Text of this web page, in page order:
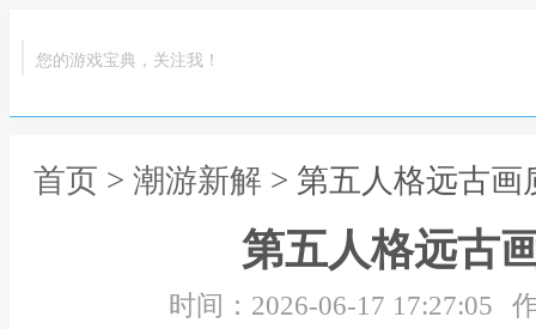
您的游戏宝典，关注我！
首页 > 潮游新解 > 第五人格远古画
第五人格远古
时间：2026-06-17 17:27:05